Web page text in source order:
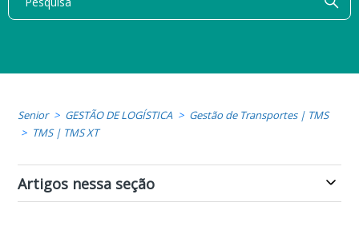
Senior GESTÃO DE LOGÍSTICA
Gestão de Transportes | TMS
TMS | TMS XT
Artigos nessa seção